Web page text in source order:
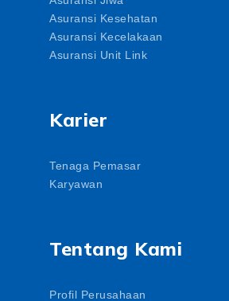
Asuransi Kesehatan
Asuransi Kecelakaan
Asuransi Unit Link
Karier
Tenaga Pemasar
Karyawan
Tentang Kami
Profil Perusahaan